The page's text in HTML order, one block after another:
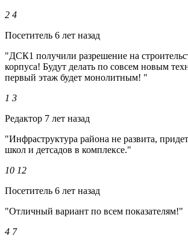
2 4
Посетитель 6 лет назад
"ДСК1 получили разрешение на
корпуса! Будут делать по совсем новым
первый этаж будет монолитным! "
1 3
Редактор 7 лет назад
"Инфраструктура района не развита,
школ и детсадов в комплексе."
10 12
Посетитель 6 лет назад
"Отличный вариант по всем показателям!"
4 7